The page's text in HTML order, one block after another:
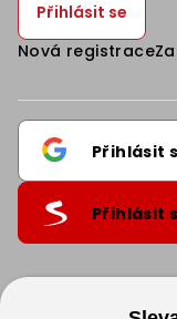
Přihlásit se
Nová registrace
Přihlásit
Přihlásit